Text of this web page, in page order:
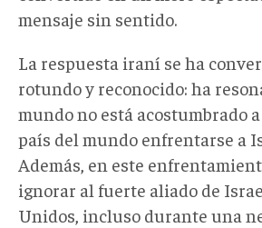
mensaje sin sentido.
La respuesta iraní se ha
rotundoy reconocido: ha
mundo no está acostumbrado
país del mundo enfrentarse a
Además, en este
ignorar al fuerte aliado de
Unidos, incluso durante una